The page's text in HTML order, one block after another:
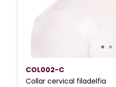
COL002-C
Collar cervical filadelfia